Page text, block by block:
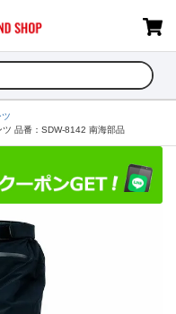
品番：SDW-8142 南海部品